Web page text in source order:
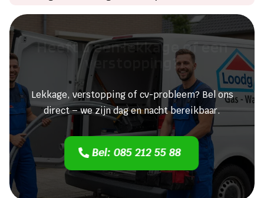
Heeft u een lekkage of een
verstopping?
Lekkage, verstopping of cv-probleem? Bel ons
direct – we zijn dag en nacht bereikbaar.
Bel: 085 212 55 88